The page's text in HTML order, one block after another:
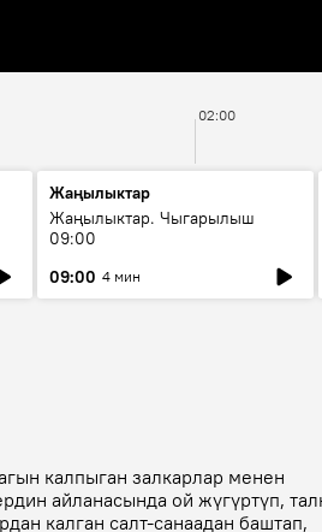
02:00
Жаңылыктар
Жаңылыктар. Чыгарылыш
09:00
09:00 4 мин
калпыган залкарлар менен
айланасында ой жүгүртүп,
калган салт-санаадан баштап,